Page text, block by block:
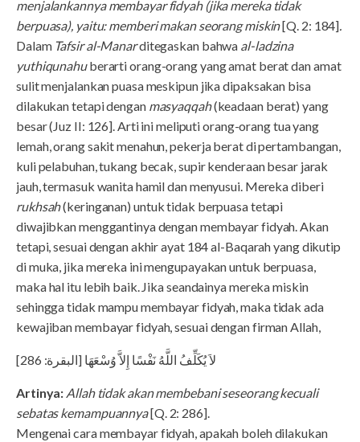
menjalankannya membayar fidyah (jika mereka tidak
berpuasa), yaitu: memberi makan seorang miskin[Q. 2: 184].
Dalam Tafsir al-Manarditegaskan bahwa al-ladzina
yuthiqunahuberarti orang-orang yang amat berat dan amat
sulit menjalankan puasa meskipun jika dipaksakan bisa
dilakukan tetapi dengan masyaqqah(keadaan berat) yang
besar (Juz II: 126]. Arti ini meliputi orang-orang tua yang
lemah, orang sakit menahun, pekerja berat di pertambangan,
kuli pelabuhan, tukang becak, supir kenderaan besar jarak
jauh, termasuk wanita hamil dan menyusui. Mereka diberi
rukhsah(keringanan) untuk tidak berpuasa tetapi
diwajibkan menggantinya dengan membayar fidyah. Akan
tetapi, sesuai dengan akhir ayat 184 al-Baqarah yang dikutip
di muka, jika mereka ini mengupayakan untuk berpuasa,
maka hal itu lebih baik. Jika seandainya mereka miskin
sehingga tidak mampu membayar fidyah, maka tidak ada
kewajiban membayar fidyah, sesuai dengan firman Allah,
لاَ يُكَلِّفُ اللَّهُ نَفْسًا إِلاَّ وُسْعَهَا [البقرة: 286]
Artinya: Allah tidak akan membebani seseorang kecuali
sebatas kemampuannya[Q. 2: 286].
Mengenai cara membayar fidyah, apakah boleh dilakukan